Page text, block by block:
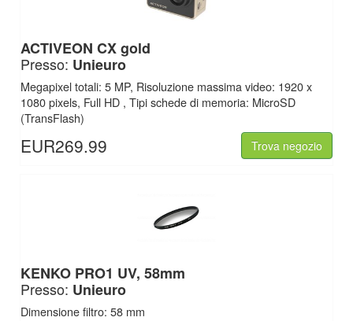
ACTIVEON CX gold
Presso: Unieuro
Megapixel totali: 5 MP, Risoluzione massima video: 1920 x
1080 pixels, Full HD , Tipi schede di memoria: MicroSD
(TransFlash)
EUR269.99 Trova negozio
KENKO PRO1 UV, 58mm
Presso: Unieuro
Dimensione filtro: 58 mm